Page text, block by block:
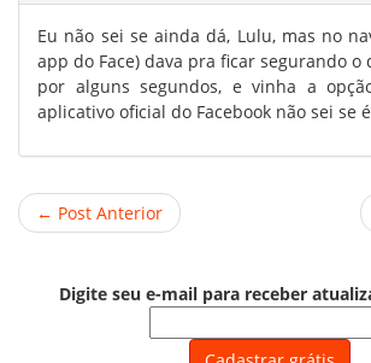
Eu não sei se ainda dá, Lulu, mas no
app do Face) dava pra ficar segurando o
por alguns segundos, e vinha a
aplicativo oficial do Facebook não sei se
← Post Anterior
Digite seu e-mail para receber